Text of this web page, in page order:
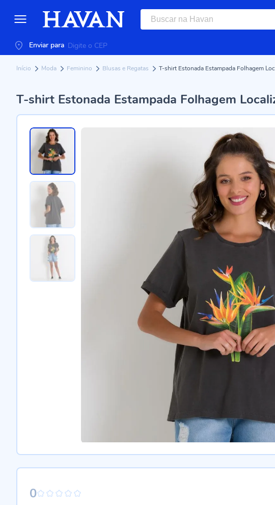
Enviar para
Início Moda Feminino Blusas e Regatas T-shirt Estonada Estampada Folhagem
T-shirt Estonada Estampada Folhagem
0